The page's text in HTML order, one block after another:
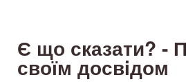
Є що сказати? -
своїм досвiдом